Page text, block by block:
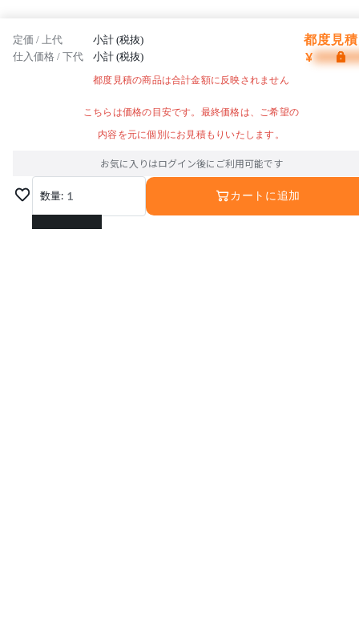
定価 / 上代 小計 (税抜) 都度見
仕入価格 / 下代 小計 (税抜) ¥
都度見積の商品は合計金額に反映されません
こちらは価格の目安です。最終価格は、ご希望の
内容を元に個別にお見積もりいたします。
お気に入りはログイン後にご利用可能です
数量: 1
1
カートに追加